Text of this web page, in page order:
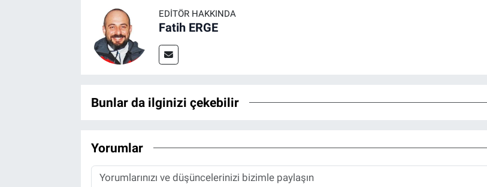
EDITÖR HAKKINDA
Fatih ERGE
Bunlar da ilginizi çekebilir
Yorumlar